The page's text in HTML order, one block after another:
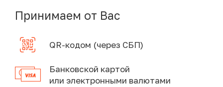
Принимаем от Вас
QR-кодом (через СБП)
Банковской картой
или электронными валютами